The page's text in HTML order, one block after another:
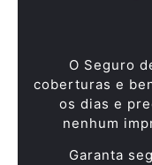
O Seguro
coberturas e
os dias e
nenhum
Garanta